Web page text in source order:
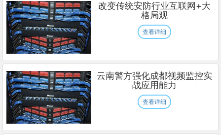
改变传统安防行业互联网+大
格局观
查看详细
云南警方强化成都视频监控实
战应用能力
查看详细